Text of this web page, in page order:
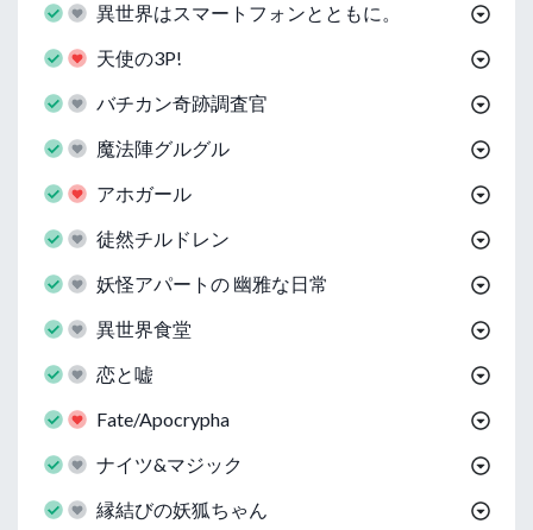
異世界はスマートフォンとともに。
天使の3P!
バチカン奇跡調査官
魔法陣グルグル
アホガール
徒然チルドレン
妖怪アパートの 幽雅な日常
異世界食堂
恋と嘘
Fate/Apocrypha
ナイツ&マジック
縁結びの妖狐ちゃん